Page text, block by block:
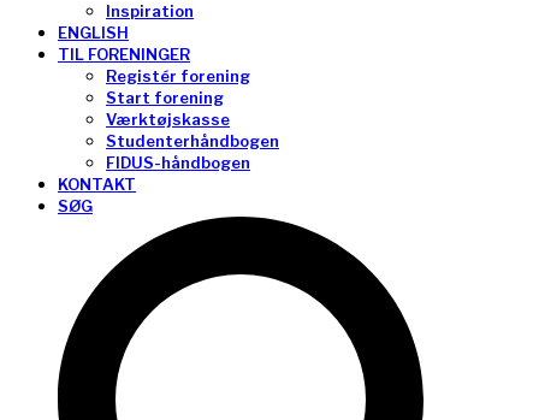
Inspiration
ENGLISH
TIL FORENINGER
Registér forening
Start forening
Værktøjskasse
Studenterhåndbogen
FIDUS-håndbogen
KONTAKT
SØG